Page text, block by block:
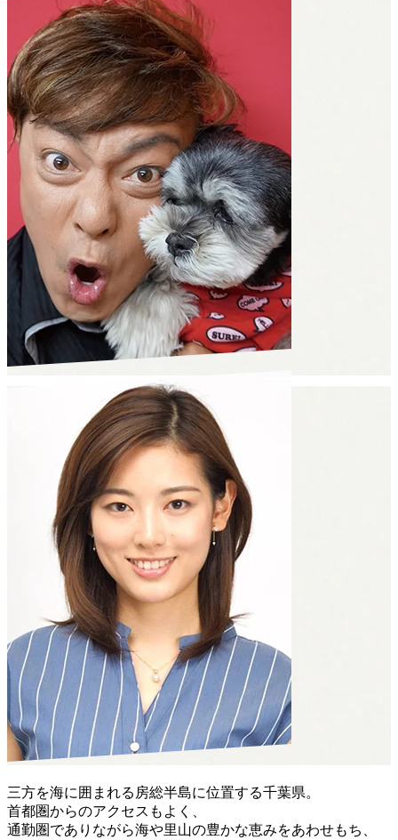
三方を海に囲まれる房総半島に位置する千葉県。
首都圏からのアクセスもよく、
通勤圏でありながら海や里山の豊かな恵みをあわせもち、